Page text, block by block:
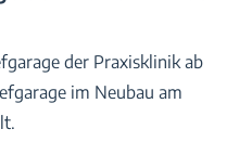
der Praxisklinik ab
im Neubau am